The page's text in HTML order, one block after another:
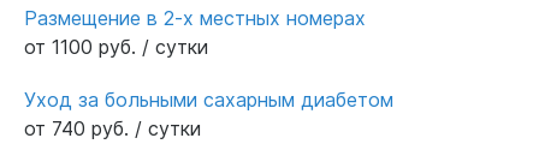
Размещение в 2-х местных номерах
от 1100 руб. / сутки
Уход за больными сахарным диабетом
от 740 руб. / сутки